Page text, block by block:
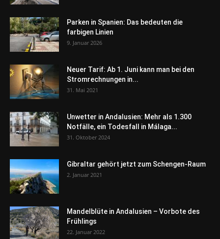
Parken in Spanien: Das bedeuten die
farbigen Linien
9. Januar 2026
Neuer Tarif: Ab 1. Juni kann man bei den
Stromrechnungen in...
31. Mai 2021
Unwetter in Andalusien: Mehr als 1.300
Notfälle, ein Todesfall in Málaga...
31. Oktober 2024
Gibraltar gehört jetzt zum Schengen-Raum
2. Januar 2021
Mandelblüte in Andalusien – Vorbote des
Frühlings
22. Januar 2022